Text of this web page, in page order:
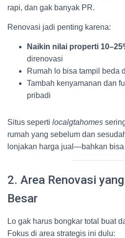
rapi, dan gak banyak PR.
Renovasi jadi penting karena:
Naikin nilai properti
direnovasi
Rumah lo bisa tampil beda
Tambah kenyamanan dan
pribadi
Situs seperti localgtahomes
rumah yang sebelum dan
lonjakan harga jual—bahkan
2. Area Renovasi
Besar
Lo gak harus bongkar total buat
Fokus di area strategis ini dulu: